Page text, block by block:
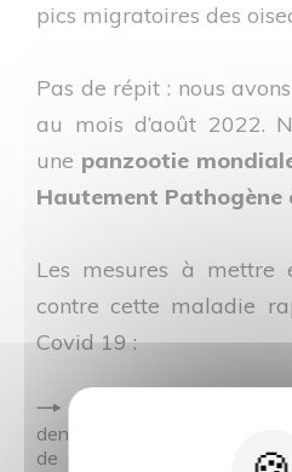
pics migratoires des
Pas de répit : nous
au mois d’août 2022.
une panzootie
Hautement Pathogène
Les mesures à
contre cette maladie
Covid 19 :
densification » des zones à
de palmipèdes en limitant